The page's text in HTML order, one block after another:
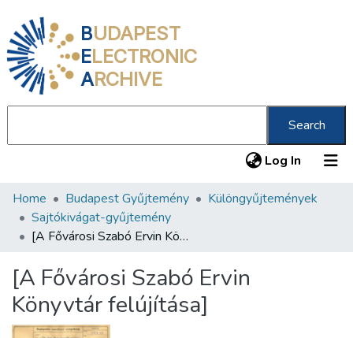
BUDAPEST
ELECTRONIC
ARCHIVE
Search
Log In (current)
Communities & Collections
All of DSpace
About us
Home Budapest Gyűjtemény
Különgyűjtemények
Sajtókivágat-gyűjtemény
[A Fővárosi Szabó Ervin Könyvtár felújítása]
[A Fővárosi Szabó Ervin
Könyvtár felújítása]